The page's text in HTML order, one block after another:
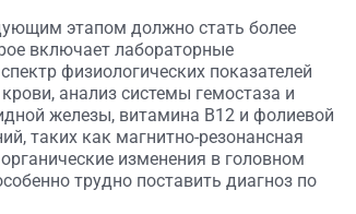
этапом должно стать более
включает лабораторные
физиологических показателей
анализ системы гемостаза и
железы, витамина В12 и фолиевой
таких как магнитно-резонансная
изменения в головном
трудно поставить диагноз по